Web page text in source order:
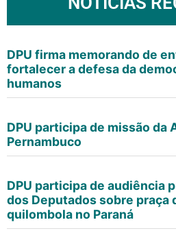
DPU firma memorando de
fortalecer a defesa da
humanos
DPU participa de missão da
Pernambuco
DPU participa de audiência
dos Deputados sobre praça
quilombola no Paraná